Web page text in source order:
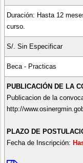
El número de vacantes
15 por cada una de las
Economía de la Energía
✓ Economía
Supervisión Minera
Duración: Hasta 12
curso.
S/. Sin Especificar
Beca - Practicas
PUBLICACIÓN DE LA
Publicacion de la
http://
PLAZO DE
Fecha de Inscripción: